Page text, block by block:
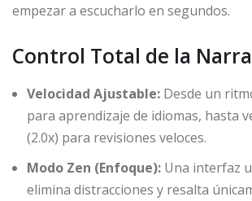
empezar a escucharlo en segundos.
Control Total de la
Velocidad Ajustable: Desde un
para aprendizaje de idiomas, hasta
(2.0x) para revisiones veloces.
Modo Zen (Enfoque): Una interfaz
elimina distracciones y resalta